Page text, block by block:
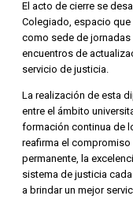
El acto de cierre se
Colegiado, espacio
como sede de
encuentros de
servicio de justicia.
La realización de esta
entre el ámbito
formación continua de
reafirma el
permanente, la
sistema de justicia
a brindar un mejor